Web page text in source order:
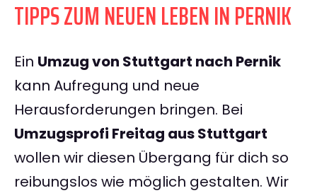
TIPPS ZUM NEUEN LEBEN IN PERNIK
Ein Umzug von Stuttgart nach Pernik
kann Aufregung und neue
Herausforderungen bringen. Bei
Umzugsprofi Freitag aus Stuttgart
wollen wir diesen Übergang für dich so
reibungslos wie möglich gestalten. Wir